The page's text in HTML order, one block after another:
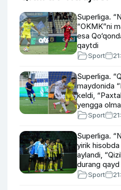
Superliga.
“OKMK”ni
esa
qaytdi
Sport
Superliga.
maydonida
keldi,
yengga
Sport
Superliga.
yirik
aylandi,
durang
Sport